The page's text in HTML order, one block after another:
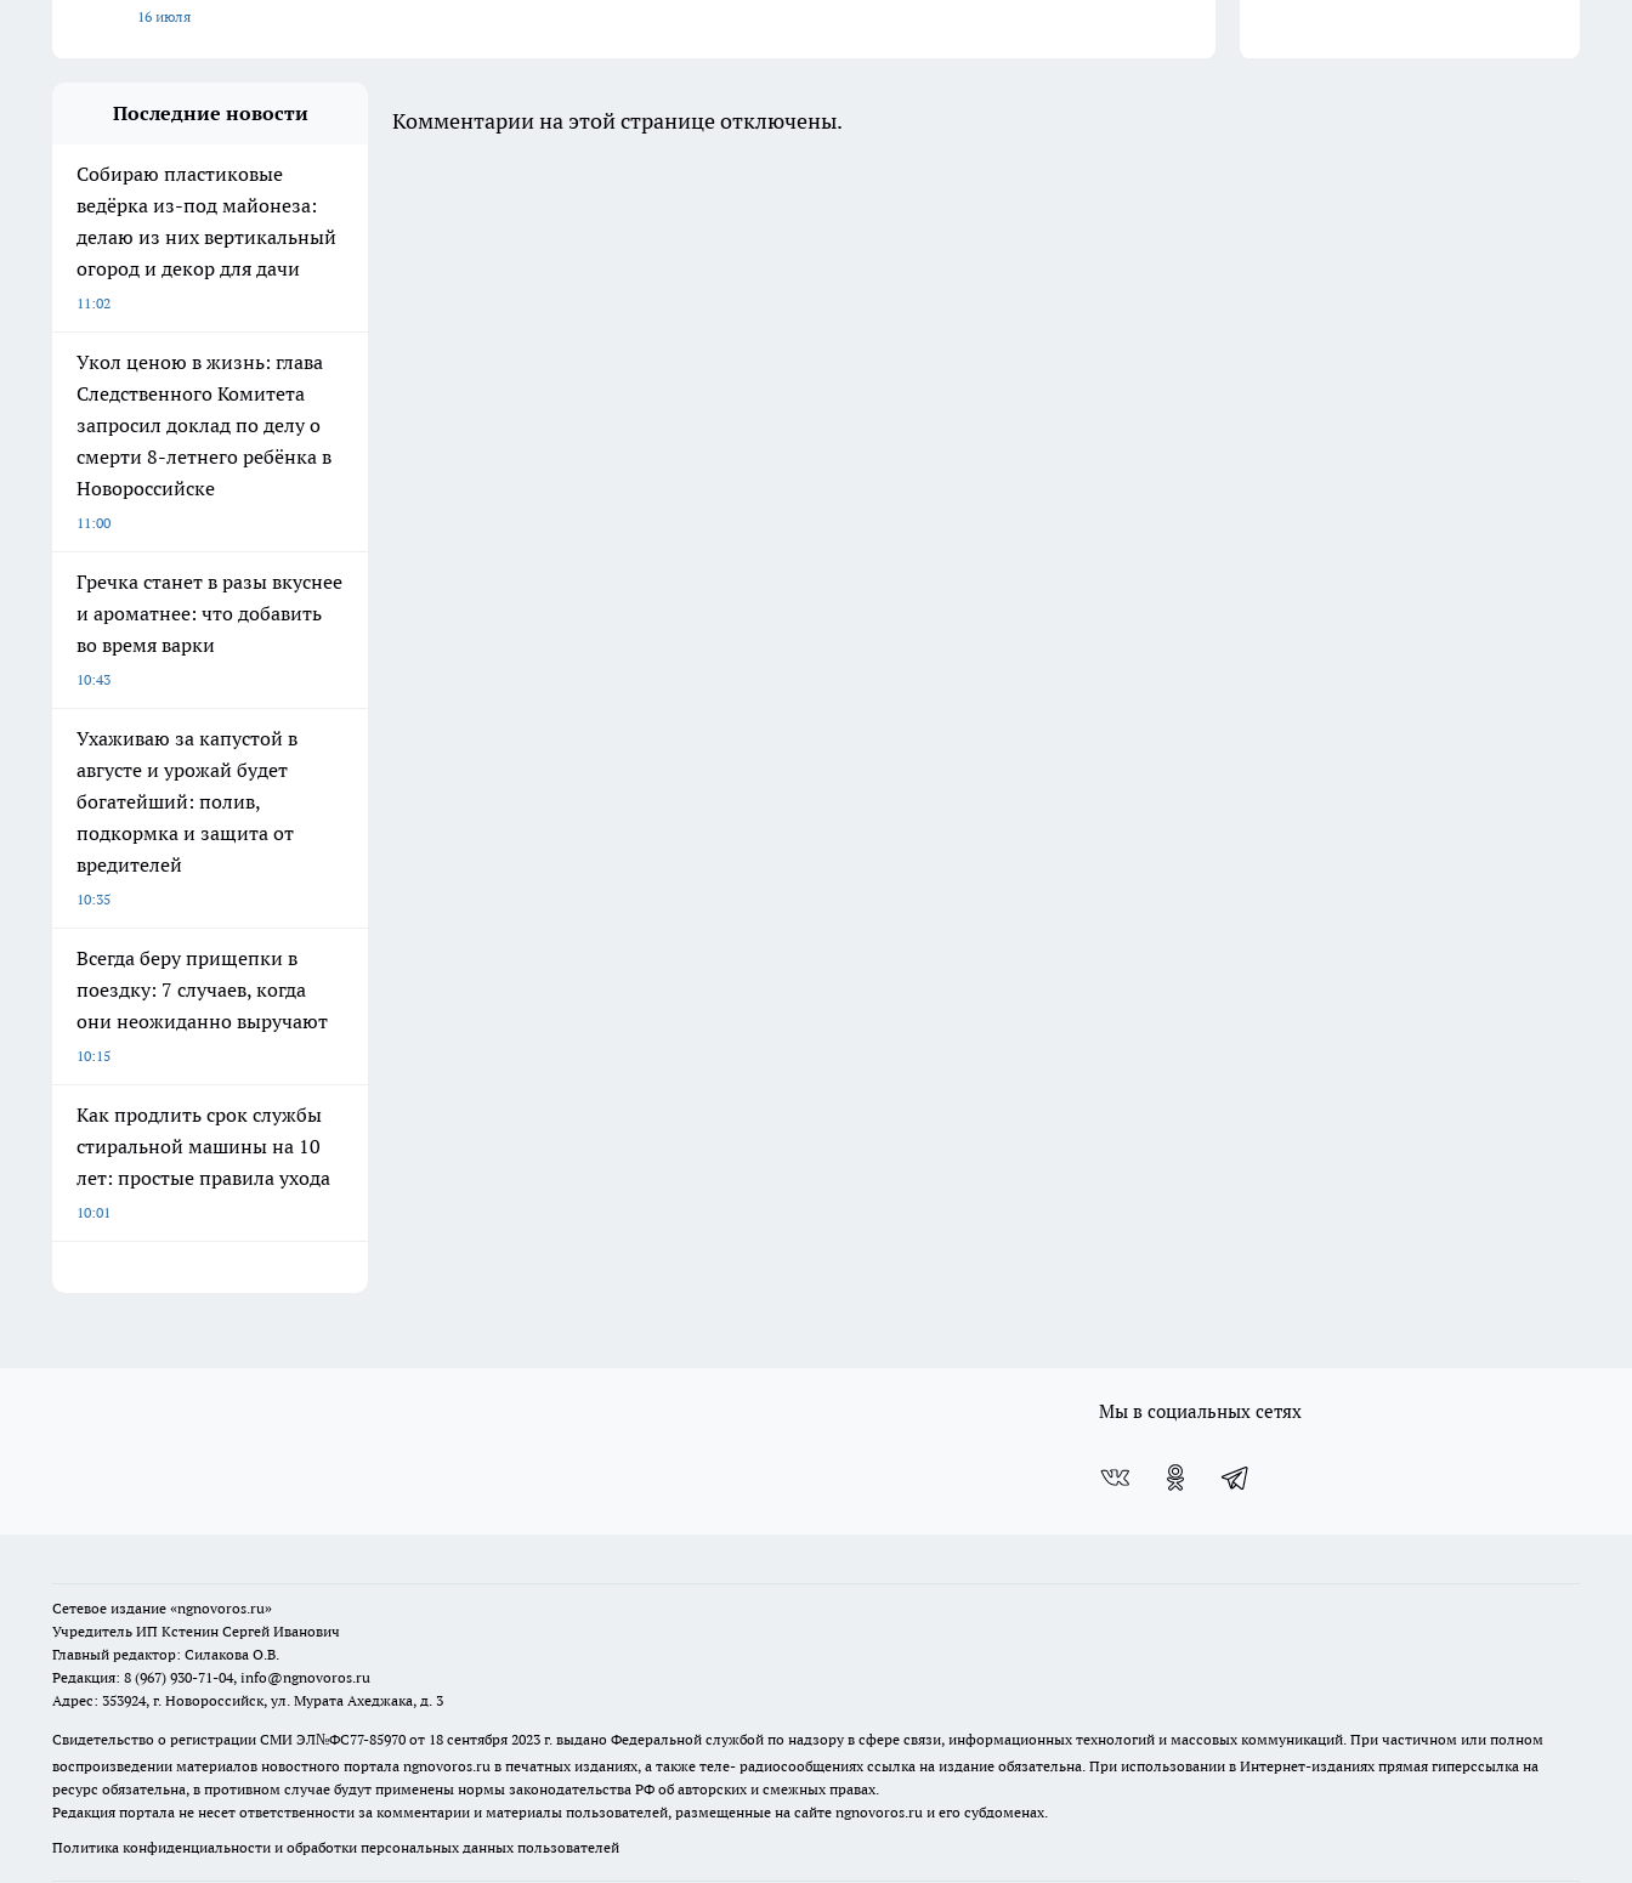
16 июля
Последние новости
Собираю пластиковые
ведёрка из-под майонеза:
делаю из них вертикальный
огород и декор для дачи
11:02
Укол ценою в жизнь: глава
Следственного Комитета
запросил доклад по делу о
смерти 8-летнего ребёнка в
Новороссийске
11:00
Гречка станет в разы вкуснее
и ароматнее: что добавить
во время варки
10:43
Ухаживаю за капустой в
августе и урожай будет
богатейший: полив,
подкормка и защита от
вредителей
10:35
Всегда беру прищепки в
поездку: 7 случаев, когда
они неожиданно выручают
10:15
Как продлить срок службы
стиральной машины на 10
лет: простые правила ухода
10:01
Комментарии на этой странице отключены.
Мы в социальных сетях
Сетевое издание «ngnovoros.ru»
Учредитель ИП Кстенин Сергей Иванович
Главный редактор: Силакова О.В.
Редакция: 8 (967) 930-71-04, info@ngnovoros.ru
Адрес: 353924, г. Новороссийск, ул. Мурата Ахеджака, д. 3
Свидетельство о регистрации СМИ ЭЛ№ФС77-85970 от 18 сентября 2023 г. выдано Федеральной службой по надзору в сфере связи, информационных технологий и массовых коммуникаций. При частичном или полном
воспроизведении материалов новостного портала ngnovoros.ru в печатных изданиях, а также теле- радиосообщениях ссылка на издание обязательна. При использовании в Интернет-изданиях прямая гиперссылка на
ресурс обязательна, в противном случае будут применены нормы законодательства РФ об авторских и смежных правах.
Редакция портала не несет ответственности за комментарии и материалы пользователей, размещенные на сайте ngnovoros.ru и его субдоменах.
Политика конфиденциальности и обработки персональных данных пользователей